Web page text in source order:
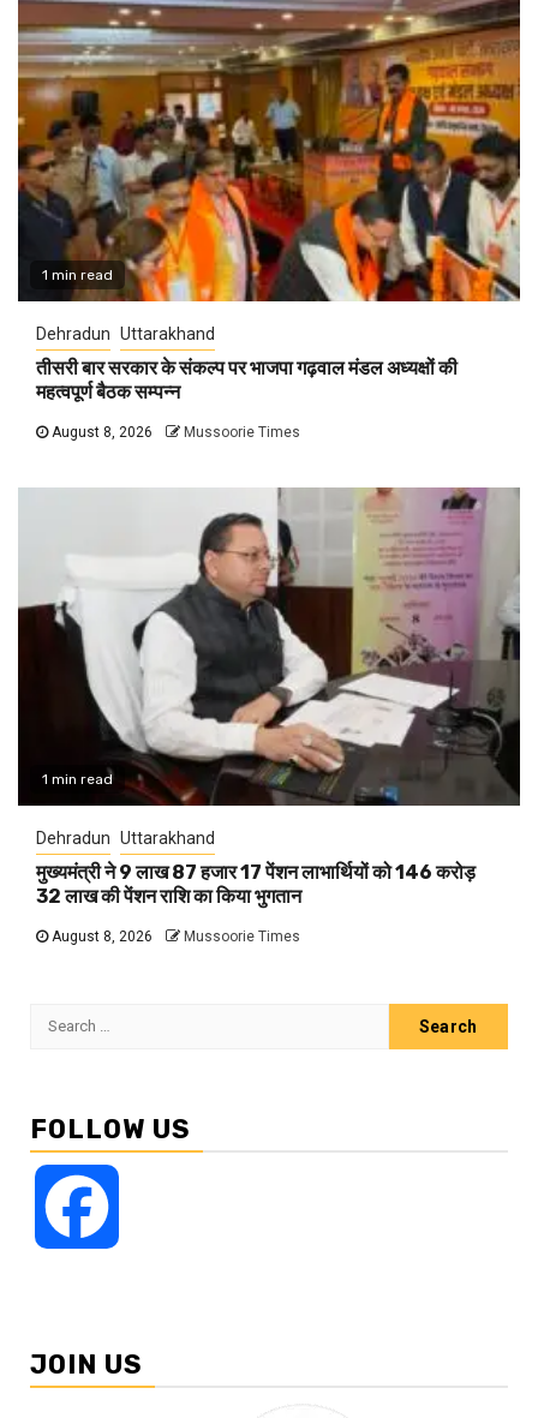
1 min read
Dehradun Uttarakhand
तीसरी बार सरकार के संकल्प पर भाजपा गढ़वाल मंडल अध्यक्षों की
महत्वपूर्ण बैठक सम्पन्न
August 8, 2026 Mussoorie Times
1 min read
Dehradun Uttarakhand
मुख्यमंत्री ने 9 लाख 87 हजार 17 पेंशन लाभार्थियों को 146 करोड़
32 लाख की पेंशन राशि का किया भुगतान
August 8, 2026 Mussoorie Times
Search
FOLLOW US
JOIN US